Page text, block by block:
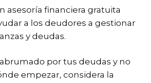
asesoría financiera gratuita
a los deudores a gestionar
y deudas.
por tus deudas y no
empezar, considera la